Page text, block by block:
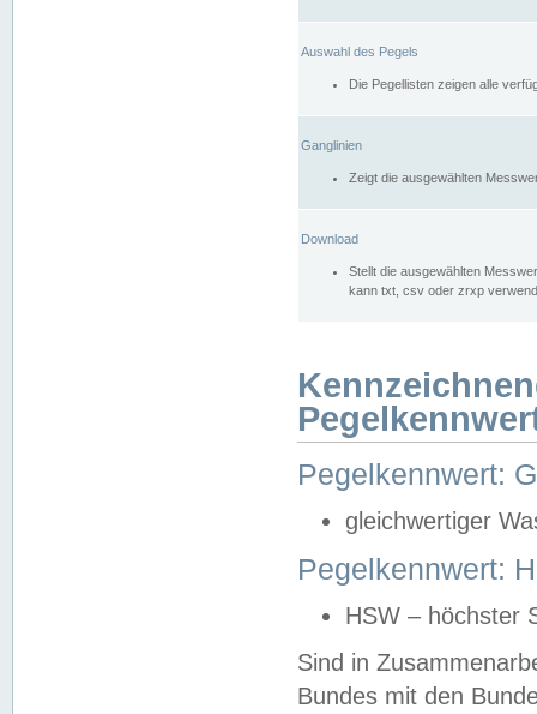
Auswahl des Pegels
Die Pegellisten zeigen alle
Ganglinien
Zeigt die ausgewählten
Download
Stellt die ausgewählten
kann txt, csv oder zrxp
Pegelkennwert:
gleichwertiger
Pegelkennwert:
HSW – höchster
Sind in
Bundes mit den